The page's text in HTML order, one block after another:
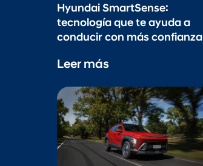
Hyundai SmartSense:
tecnología que te ayuda a
conducir con más confianza
Leer más